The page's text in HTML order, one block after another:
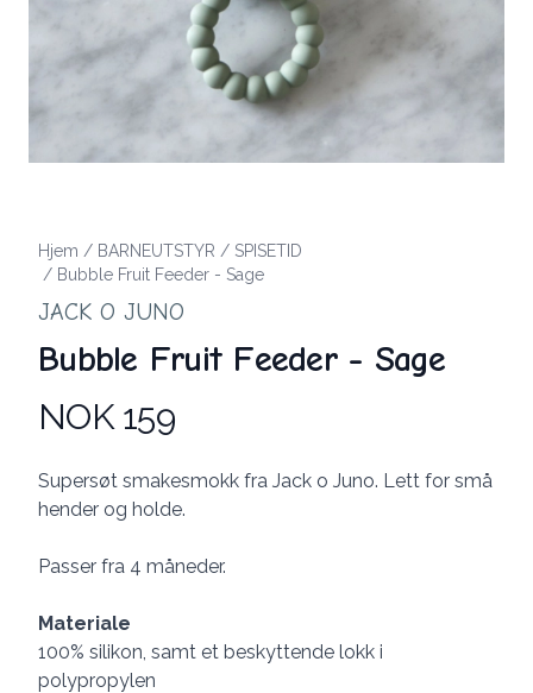
Hjem / BARNEUTSTYR / SPISETID
/ Bubble Fruit Feeder - Sage
JACK O JUNO
Bubble Fruit Feeder - Sage
Produktdetaljer
NOK 159
Description
Supersøt smakesmokk fra Jack o Juno. Lett for små
hender og holde.
Passer fra 4 måneder.
Materiale
100% silikon, samt et beskyttende lokk i
polypropylen